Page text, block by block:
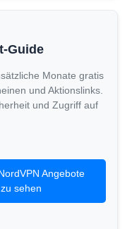
Guide
Monate gratis
und Aktionslinks.
und Zugriff auf
Angebote
sehen